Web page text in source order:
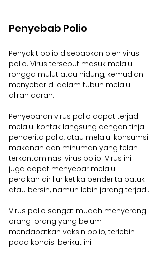
Penyebab Polio
Penyakit polio disebabkan oleh virus
polio. Virus tersebut masuk melalui
rongga mulut atau hidung, kemudian
menyebar di dalam tubuh melalui
aliran darah.
Penyebaran virus polio dapat terjadi
melalui kontak langsung dengan tinja
penderita polio, atau melalui konsumsi
makanan dan minuman yang telah
terkontaminasi virus polio. Virus ini
juga dapat menyebar melalui
percikan air liur ketika penderita batuk
atau bersin, namun lebih jarang terjadi.
Virus polio sangat mudah menyerang
orang-orang yang belum
mendapatkan vaksin polio, terlebih
pada kondisi berikut ini: